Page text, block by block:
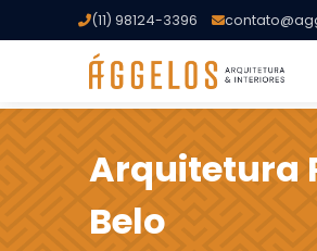
(11) 98124-3396
Arquitetura
Belo